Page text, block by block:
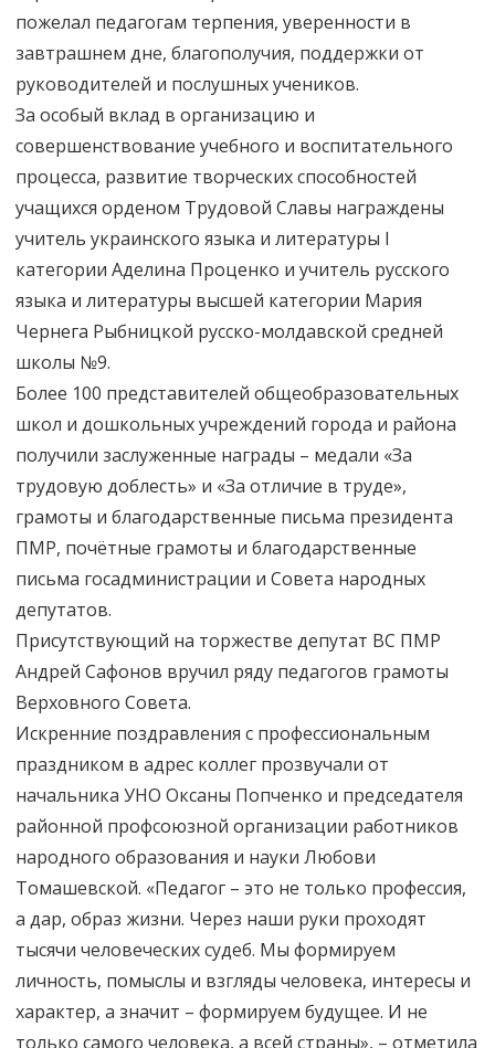
пожелал педагогам терпения, уверенности в
завтрашнем дне, благополучия, поддержки от
руководителей и послушных учеников.
За особый вклад в организацию и
совершенствование учебного и воспитательного
процесса, развитие творческих способностей
учащихся орденом Трудовой Славы награждены
учитель украинского языка и литературы I
категории Аделина Проценко и учитель русского
языка и литературы высшей категории Мария
Чернега Рыбницкой русско-молдавской средней
школы №9.
Более 100 представителей общеобразовательных
школ и дошкольных учреждений города и района
получили заслуженные награды – медали «За
трудовую доблесть» и «За отличие в труде»,
грамоты и благодарственные письма президента
ПМР, почётные грамоты и благодарственные
письма госадминистрации и Совета народных
депутатов.
Присутствующий на торжестве депутат ВС ПМР
Андрей Сафонов вручил ряду педагогов грамоты
Верховного Совета.
Искренние поздравления с профессиональным
праздником в адрес коллег прозвучали от
начальника УНО Оксаны Попченко и председателя
районной профсоюзной организации работников
народного образования и науки Любови
Томашевской. «Педагог – это не только профессия,
а дар, образ жизни. Через наши руки проходят
тысячи человеческих судеб. Мы формируем
личность, помыслы и взгляды человека, интересы и
характер, а значит – формируем будущее. И не
только самого человека, а всей страны», – отметила